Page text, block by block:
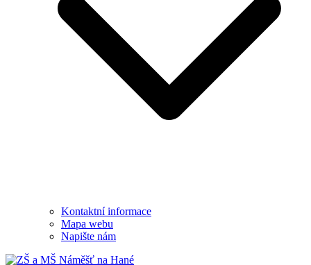
Kontaktní informace
Mapa webu
Napište nám